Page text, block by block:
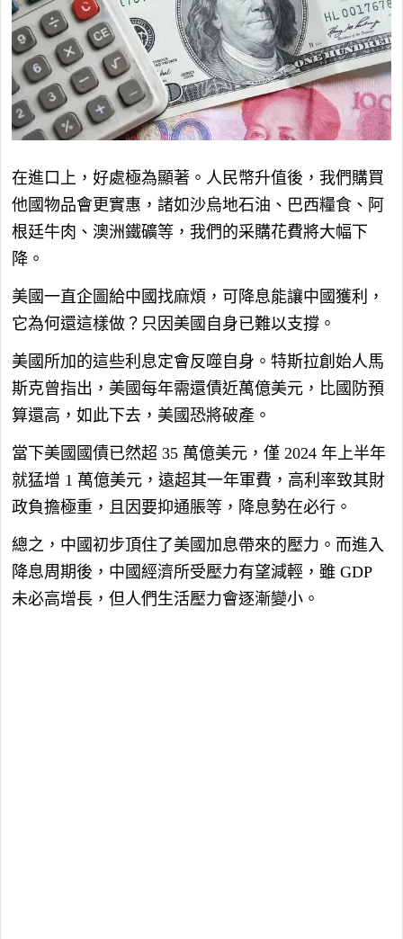
在進口上，好處極為顯著。人民幣升值後，我們購買
他國物品會更實惠，諸如沙烏地石油、巴西糧食、阿
根廷牛肉、澳洲鐵礦等，我們的采購花費將大幅下
降。
美國一直企圖給中國找麻煩，可降息能讓中國獲利，
它為何還這樣做？只因美國自身已難以支撐。
美國所加的這些利息定會反噬自身。特斯拉創始人馬
斯克曾指出，美國每年需還債近萬億美元，比國防預
算還高，如此下去，美國恐將破產。
當下美國國債已然超 35 萬億美元，僅 2024 年上半年
就猛增 1 萬億美元，遠超其一年軍費，高利率致其財
政負擔極重，且因要抑通脹等，降息勢在必行。
總之，中國初步頂住了美國加息帶來的壓力。而進入
降息周期後，中國經濟所受壓力有望減輕，雖 GDP
未必高增長，但人們生活壓力會逐漸變小。